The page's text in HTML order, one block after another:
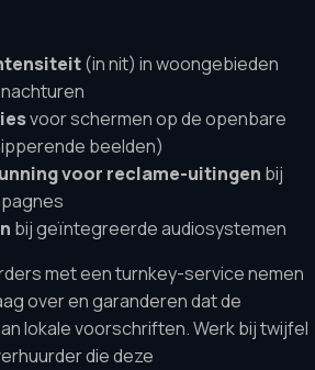
(in nit) in woongebieden
voor schermen op de openbare
beelden)
voor reclame-uitingen bij
bij geïntegreerde audiosystemen
met een turnkey-service nemen
over en garanderen dat de
lokale voorschriften. Werk bij twijfel
die deze